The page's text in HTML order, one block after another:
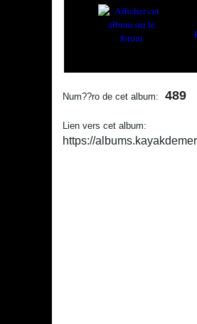
Num??ro de cet album: 489
Lien vers cet album:
https://